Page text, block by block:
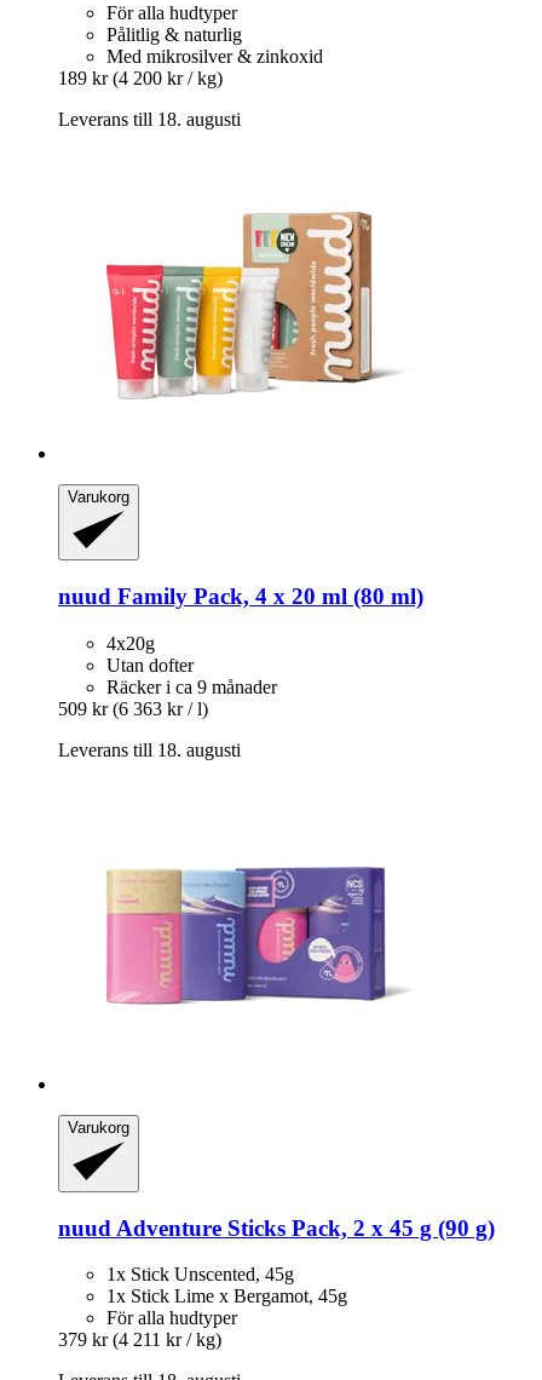
För alla hudtyper
Pålitlig & naturlig
Med mikrosilver & zinkoxid
189 kr (4 200 kr / kg)
Leverans till 18. augusti
Varukorg
nuud Family Pack, 4 x 20 ml (80 ml)
4x20g
Utan dofter
Räcker i ca 9 månader
509 kr (6 363 kr / l)
Leverans till 18. augusti
Varukorg
nuud Adventure Sticks Pack, 2 x 45 g (90 g)
1x Stick Unscented, 45g
1x Stick Lime x Bergamot, 45g
För alla hudtyper
379 kr (4 211 kr / kg)